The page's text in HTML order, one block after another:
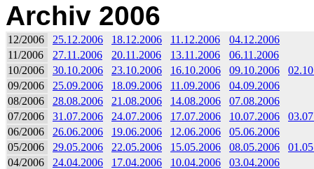
Archiv 2006
12/2006 25.12.2006 18.12.2006 11.12.2006
04.12.2006
11/2006
27.11.2006 20.11.2006 13.11.2006
06.11.2006
10/2006
30.10.2006 23.10.2006 16.10.2006 09.10.2006
09/2006
25.09.2006 18.09.2006 11.09.2006
04.09.2006
08/2006
28.08.2006 21.08.2006 14.08.2006
07.08.2006
07/2006
31.07.2006 24.07.2006 17.07.2006 10.07.2006
06/2006
26.06.2006 19.06.2006 12.06.2006
05.06.2006
05/2006
29.05.2006 22.05.2006 15.05.2006 08.05.2006
04/2006
24.04.2006 17.04.2006 10.04.2006
03.04.2006